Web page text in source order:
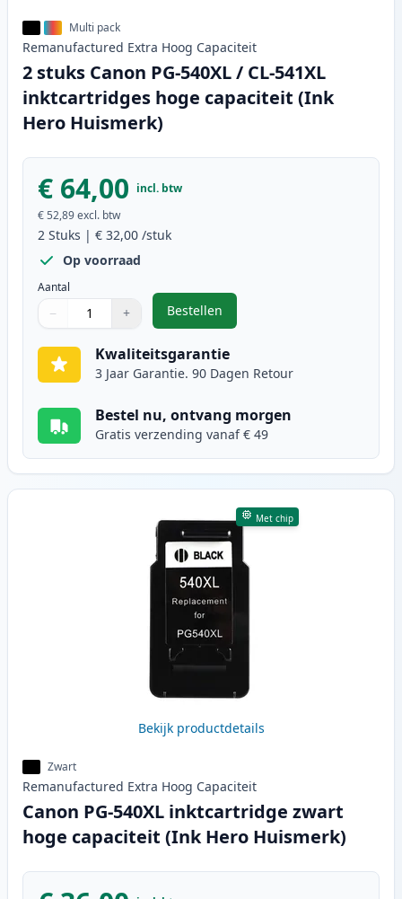
Multi pack
Remanufactured Extra Hoog Capaciteit
2 stuks Canon PG-540XL / CL-541XL
inktcartridges hoge capaciteit (Ink
Hero Huismerk)
€ 64,00 incl. btw
€ 52,89excl. btw
2 Stuks | € 32,00 /stuk
Op voorraad
Aantal
Gebruik de knoppen om aan te passen
− +
1
Bestellen
,2 stuks Canon PG-540XL / CL-
Kwaliteitsgarantie
3 Jaar Garantie. 90 Dagen Retour
Bestel nu, ontvang morgen
Gratis verzending vanaf € 49
Met chip
Bekijk productdetails
Zwart
Remanufactured Extra Hoog Capaciteit
Canon PG-540XL inktcartridge zwart
hoge capaciteit (Ink Hero Huismerk)